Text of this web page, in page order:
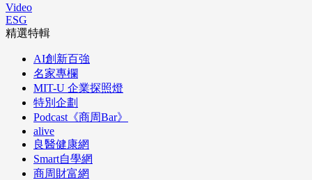
Video
ESG
精選特輯
AI創新百強
名家專欄
MIT-U 企業探照燈
特別企劃
Podcast《商周Bar》
alive
良醫健康網
Smart自學網
商周財富網